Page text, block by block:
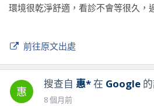
環境很乾淨舒適，看診不會等很久，
前往原文出處
惠
搜查自 惠*在 Google的
8 個月前